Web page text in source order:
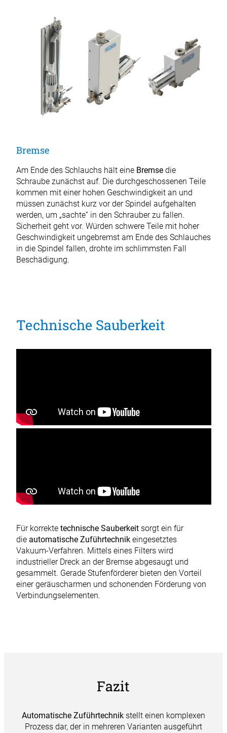
Bremse
Am Ende des Schlauchs hält eine Bremsedie
Schraube zunächst auf. Die durchgeschossenen Teile
kommen mit einer hohen Geschwindigkeit an und
müssen zunächst kurz vor der Spindel aufgehalten
werden, um „sachte“ in den Schrauber zu fallen.
Sicherheit geht vor. Würden schwere Teile mit hoher
Geschwindigkeit ungebremst am Ende des Schlauches
in die Spindel fallen, drohte im schlimmsten Fall
Beschädigung.
Technische Sauberkeit
Für korrekte technische Sauberkeitsorgt ein für
die automatische Zuführtechnikeingesetztes
Vakuum-Verfahren. Mittels eines Filters wird
industrieller Dreck an der Bremse abgesaugt und
gesammelt. Gerade Stufenförderer bieten den Vorteil
einer geräuscharmen und schonenden Förderung von
Verbindungselementen.
Fazit
Automatische Zuführtechnikstellt einen komplexen
Prozess dar, der in mehreren Varianten ausgeführt